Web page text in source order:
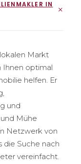
IN
Markt
Ihnen optimal
helfen. Er
und
Mühe
Netzwerk von
die Suche nach
vereinfacht.